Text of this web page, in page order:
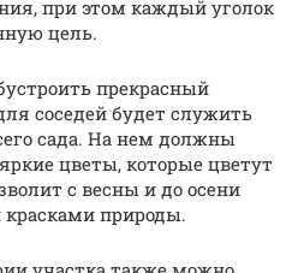
при этом каждый уголок
цель.
прекрасный
соседей будет служить
сада. На нем должны
цветы, которые цветут
с весны и до осени
природы.